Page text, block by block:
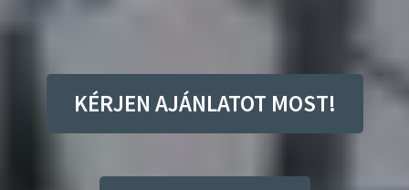
KÉRJEN AJÁNLATOT MOST!